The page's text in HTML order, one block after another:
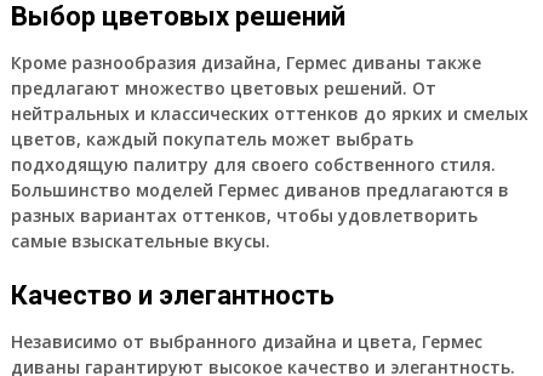
Выбор цветовых решений
Кроме разнообразия дизайна, Гермес диваны также
предлагают множество цветовых решений. От
нейтральных и классических оттенков до ярких и смелых
цветов, каждый покупатель может выбрать
подходящую палитру для своего собственного стиля.
Большинство моделей Гермес диванов предлагаются в
разных вариантах оттенков, чтобы удовлетворить
самые взыскательные вкусы.
Качество и элегантность
Независимо от выбранного дизайна и цвета, Гермес
диваны гарантируют высокое качество и элегантность.